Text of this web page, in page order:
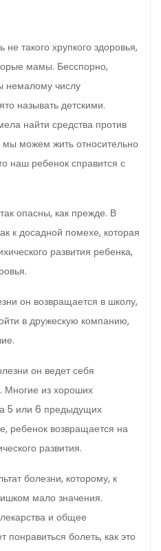
такого хрупкого здоро­вья,
мамы. Бесспорно,
немалому числу
называть детскими.
найти средства против
мы можем жить относительно
наш ребенок справится с
опасны, как прежде. В
к досадной помехе, кото­рая
развития ре­бенка,
он возвращается в школу,
в дружескую компанию,
он ведет себя
Многие из хороших
5 или 6 предыду­щих
ребенок возвращается на
развития.
болезни, которому, к
мало значения.
и общее
болеть, как это